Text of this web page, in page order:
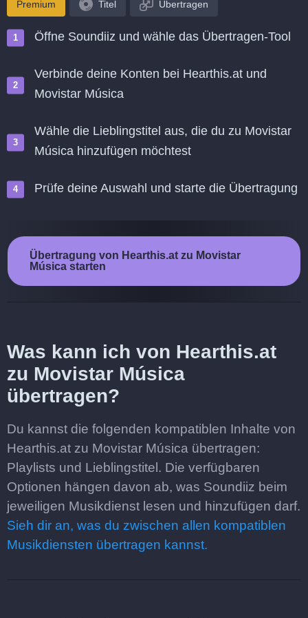
Premium Titel Übertragen
Öffne Soundiiz und wähle das Übertragen-Tool
Verbinde deine Konten bei Hearthis.at und
Movistar Música
Wähle die Lieblingstitel aus, die du zu Movistar
Música hinzufügen möchtest
Prüfe deine Auswahl und starte die Übertragung
Übertragung von Hearthis.at zu Movistar
Música starten
Was kann ich von Hearthis.at
zu Movistar Música
übertragen?
Du kannst die folgenden kompatiblen Inhalte von
Hearthis.at zu Movistar Música übertragen:
Playlists und Lieblingstitel. Die verfügbaren
Optionen hängen davon ab, was Soundiiz beim
jeweiligen Musikdienst lesen und hinzufügen darf.
Sieh dir an, was du zwischen allen kompatiblen
Musikdiensten übertragen kannst.